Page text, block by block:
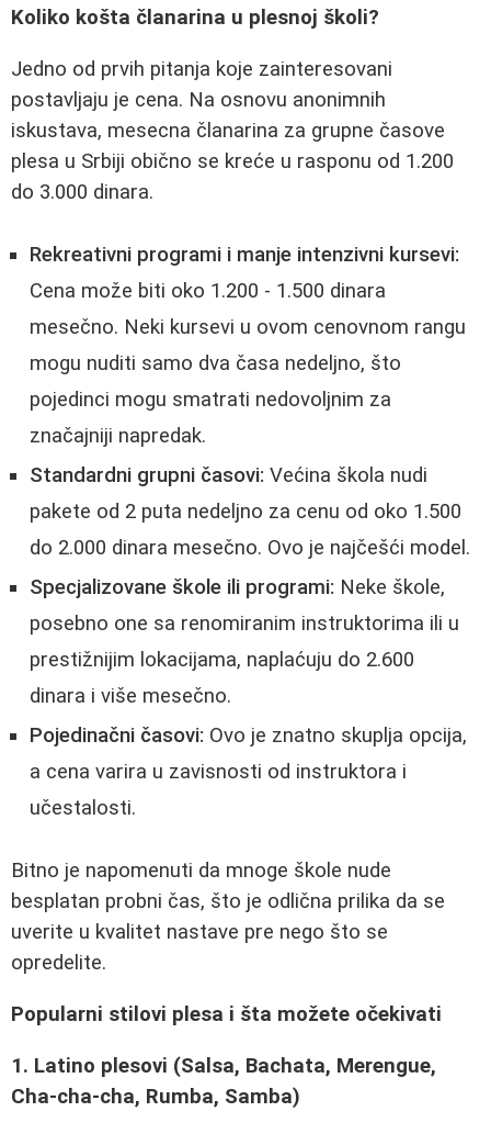
Koliko košta članarina u plesnoj školi?
Jedno od prvih pitanja koje zainteresovani
postavljaju je cena. Na osnovu anonimnih
iskustava, mesecna članarina za grupne časove
plesa u Srbiji obično se kreće u rasponu od 1.200
do 3.000 dinara.
Rekreativni programi i manje intenzivni kursevi:
Cena može biti oko 1.200 - 1.500 dinara
mesečno. Neki kursevi u ovom cenovnom rangu
mogu nuditi samo dva časa nedeljno, što
pojedinci mogu smatrati nedovoljnim za
značajniji napredak.
Standardni grupni časovi: Većina škola nudi
pakete od 2 puta nedeljno za cenu od oko 1.500
do 2.000 dinara mesečno. Ovo je najčešći model.
Specjalizovane škole ili programi: Neke škole,
posebno one sa renomiranim instruktorima ili u
prestižnijim lokacijama, naplaćuju do 2.600
dinara i više mesečno.
Pojedinačni časovi: Ovo je znatno skuplja opcija,
a cena varira u zavisnosti od instruktora i
učestalosti.
Bitno je napomenuti da mnoge škole nude
besplatan probni čas, što je odlična prilika da se
uverite u kvalitet nastave pre nego što se
opredelite.
Popularni stilovi plesa i šta možete očekivati
1. Latino plesovi (Salsa, Bachata, Merengue,
Cha-cha-cha, Rumba, Samba)